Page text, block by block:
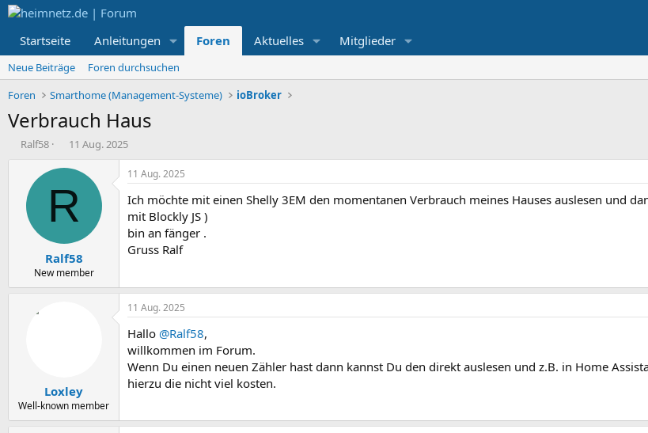
Startseite Anleitungen Foren Aktuelles Mitglieder
Neue Beiträge
Foren durchsuchen
Foren
Smarthome (Management-Systeme) ioBroker
Verbrauch Haus
E
Ralf58
E
s
e
l
t
a
m
11 Aug. 2025
R
Ralf58
New member
11 Aug. 2025
Ich möchte mit einen Shelly 3EM den momentanen Verbrauch meines Hauses auslesen und
mit Blockly JS )
bin an fänger .
Gruss Ralf
Loxley
Well-known member
11 Aug. 2025
Hallo @Ralf58,
willkommen im Forum.
Wenn Du einen neuen Zähler hast dann kannst Du den direkt auslesen und z.B. in Home
hierzu die nicht viel kosten.